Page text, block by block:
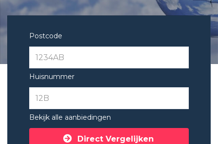
Postcode
Huisnummer
Bekijk alle aanbiedingen
Direct Vergelijken